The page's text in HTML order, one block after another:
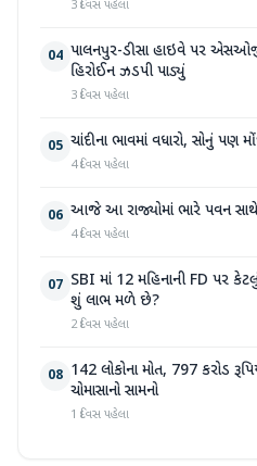
3 દિવસ પહેલા
04 પાલનપુર-ડીસા હાઇવે પર
હિરોઈન ઝડપી પાડ્યું
3 દિવસ પહેલા
05 ચાંદીના ભાવમાં વધારો, સોનું પણ
4 દિવસ પહેલા
06 આજે આ રાજ્યોમાં ભારે પવન
4 દિવસ પહેલા
07 SBI માં 12 મહિનાની FD પર
શું લાભ મળે છે?
2 દિવસ પહેલા
08 142 લોકોના મોત, 797 કરોડ
ચોમાસાનો સામનો
1 દિવસ પહેલા